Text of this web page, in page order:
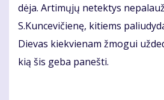
dė­ja. Ar­ti­mų­jų ne­tek­tys
S.Kun­ce­vi­čie­nę, ki­tiems
Die­vas kiek­vie­nam žmo­gui
kią šis ge­ba pa­neš­ti.